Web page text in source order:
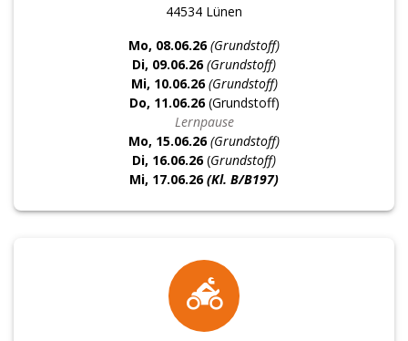
44534 Lünen
Mo, 08.06.26(Grundstoff)
Di, 09.06.26(Grundstoff)
Mi, 10.06.26 (Grundstoff)
Do, 11.06.26(Grundstoff)
Lernpause
Mo, 15.06.26 (Grundstoff)
Di, 16.06.26(Grundstoff)
Mi, 17.06.26 (Kl. B/B197)